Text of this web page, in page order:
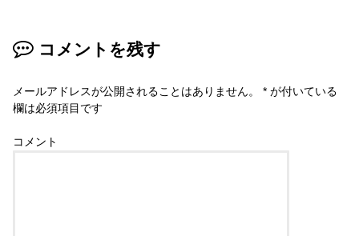
コメントを残す
メールアドレスが公開されることはありません。 * が付いている
欄は必須項目です
コメント